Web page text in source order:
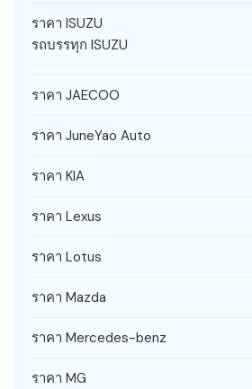
ราคา ISUZU
รถบรรทุก ISUZU
ราคา JAECOO
ราคา JuneYao Auto
ราคา KIA
ราคา Lexus
ราคา Lotus
ราคา Mazda
ราคา Mercedes-benz
ราคา MG